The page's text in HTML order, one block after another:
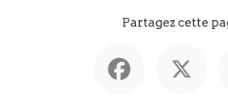
Partagez cette